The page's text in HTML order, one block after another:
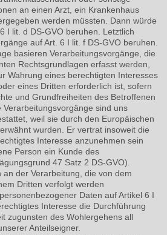
an einen Arzt, ein Krankenhaus
werden müssten. Dann würde
I lit. d DS-GVO beruhen. Letztlich
auf Art. 6 I lit. f DS-GVO beruhen.
basieren Verarbeitungsvorgänge, die
Rechtsgrundlagen erfasst werden,
Wahrung eines berechtigten Interesses
eines Dritten erforderlich ist, sofern
und Grundfreiheiten des Betroffenen
Verarbeitungsvorgänge sind uns
weil sie durch den Europäischen
wurden. Er vertrat insoweit die
Interesse anzunehmen sein
Person ein Kunde des
47 Satz 2 DS-GVO).
der Verarbeitung, die von dem
Dritten verfolgt werden
Daten auf Artikel 6 I
Interesse die Durchführung
zugunsten des Wohlergehens all
Anteilseigner.